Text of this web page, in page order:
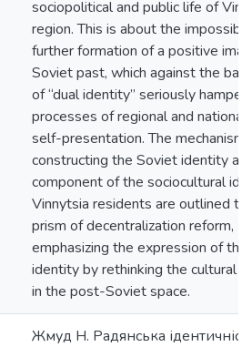
sociopolitical and public life of
region. This is аbout the
further formation of a positive
Soviet past, which against the
of “dual identity” seriously
processes of regional and
self-presentation. The
constructing the Soviet identity as
component of the sociocultural
Vinnytsia residents are outlined
prism of decentralization reform,
emphasizing the expression of the
identity by rethinking the cultural
in the post-Soviet space.
Жмуд Н. Радянська